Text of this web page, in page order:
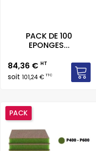
PACK DE 100
EPONGES...
Prix
84,36 € HT
soit 101,24 €TTC
PACK